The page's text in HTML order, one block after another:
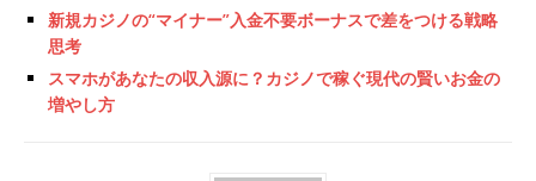
新規カジノの“マイナー”入金不要ボーナスで差をつける戦略
思考
スマホがあなたの収入源に？カジノで稼ぐ現代の賢いお金の
増やし方